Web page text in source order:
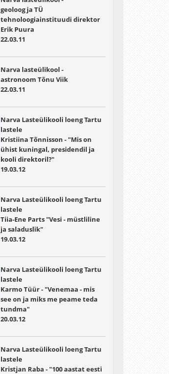
geoloog ja TÜ
tehnoloogiainstituudi direktor
Erik Puura
22.03.11
Narva lasteülikool -
astronoom Tõnu Viik
22.03.11
Narva Lasteülikooli loeng Tartu
lastele
Kristiina Tõnnisson - "Mis on
ühist kuningal, presidendil ja
kooli direktoril?"
19.03.12
Narva Lasteülikooli loeng Tartu
lastele
Tiia-Ene Parts "Vesi - müstliline
ja saladuslik"
19.03.12
Narva Lasteülikooli loeng Tartu
lastele
Karmo Tüür - "Venemaa - mis
see on ja miks me peame teda
tundma"
20.03.12
Narva Lasteülikooli loeng Tartu
lastele
Kristjan Raba - "100 aastat eesti